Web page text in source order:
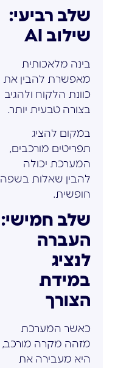
שלב רביעי:
שילוב AI
בינה מלאכותית
מאפשרת להבין את
כוונת הלקוח ולהגיב
בצורה טבעית יותר.
במקום להציג
תפריטים מורכבים,
המערכת יכולה
להבין שאלות בשפה
חופשית.
שלב חמישי:
העברה
לנציג
במידת
הצורך
כאשר המערכת
מזהה מקרה מורכב,
היא מעבירה את